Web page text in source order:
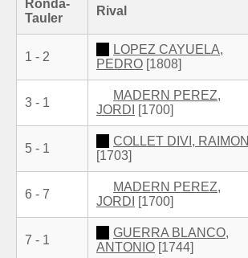
Ronda-
Tauler
Rival
1 - 2
LOPEZ CAYUELA,
PEDRO [1808]
3 - 1
MADERN PEREZ,
JORDI
[1700]
5 - 1
COLLET DIVI, RAIMON
[1703]
6 - 7
MADERN PEREZ,
JORDI
[1700]
7 - 1
GUERRA BLANCO,
ANTONIO [1744]